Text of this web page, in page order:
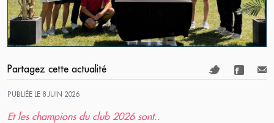
Partagez cette actualité
PUBLIÉE LE 8 JUIN 2026
Et les champions du club 2026 sont..